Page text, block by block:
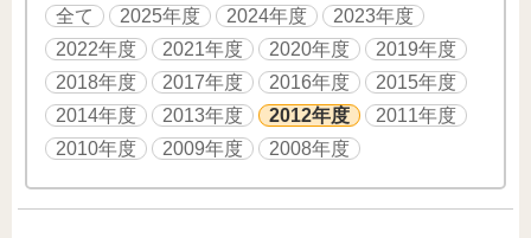
全て
2025年度 2024年度
2023年度
2022年度
2021年度 2020年度
2019年度
2018年度
2017年度 2016年度
2015年度
2014年度
2013年度 2012年度
2011年度
2010年度
2009年度 2008年度